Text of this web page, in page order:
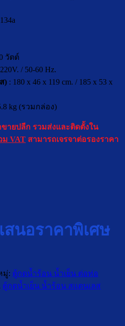
วัตต์
220V. / 50-60 Hz.
) : 180 x 46 x 119 cm. / 185 x 53 x
kg (รวมกล่อง)
ายปลีก รวมส่งและติดตั้งใน
ม VAT สามารถเจรจาต่อรองราคา
สนอราคาพิเศษ
มู่: ตู้กดน้ำร้อน น้ำเย็น ต่อท่อ
ตู้กดน้ำเย็น น้ำร้อน สแตนเลส